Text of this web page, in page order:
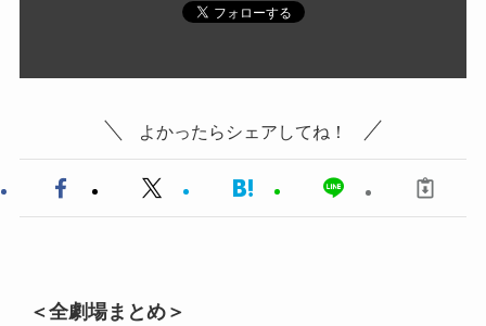
よかったらシェアしてね！
＜全劇場まとめ＞